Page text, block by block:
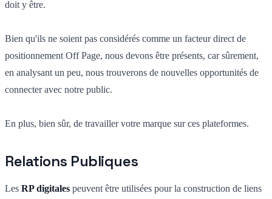
doit y être.
Bien qu'ils ne soient pas considérés comme un facteur direct de
positionnement Off Page, nous devons être présents, car sûrement,
en analysant un peu, nous trouverons de nouvelles opportunités de
connecter avec notre public.
En plus, bien sûr, de travailler votre marque sur ces plateformes.
Relations Publiques
Les RP digitales peuvent être utilisées pour la construction de liens